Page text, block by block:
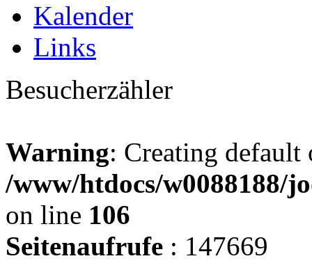
Kalender
Links
Besucherzähler
Warning: Creating
/www/htdocs/w0088188/
on line 106
Seitenaufrufe : 147669